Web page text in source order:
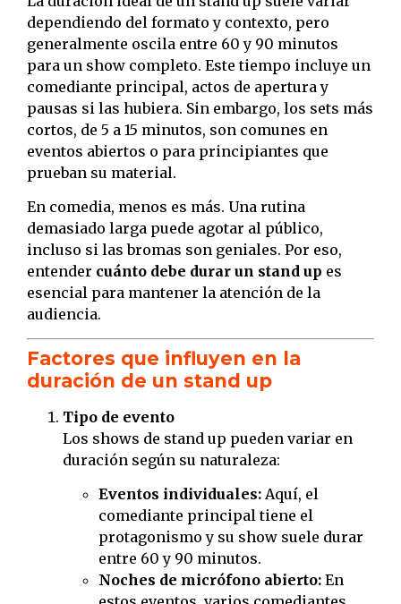
dependiendo del formato y contexto, pero
generalmente oscila entre 60 y 90 minutos
para un show completo. Este tiempo incluye un
comediante principal, actos de apertura y
pausas si las hubiera. Sin embargo, los sets más
cortos, de 5 a 15 minutos, son comunes en
eventos abiertos o para principiantes que
prueban su material.
En comedia, menos es más. Una rutina
demasiado larga puede agotar al público,
incluso si las bromas son geniales. Por eso,
entender cuánto debe durar un stand up es
esencial para mantener la atención de la
audiencia.
Factores que influyen en la
duración de un stand up
Tipo de evento
Los shows de stand up pueden variar en
duración según su naturaleza:
Eventos individuales: Aquí, el
comediante principal tiene el
protagonismo y su show suele durar
entre 60 y 90 minutos.
Noches de micrófono abierto: En